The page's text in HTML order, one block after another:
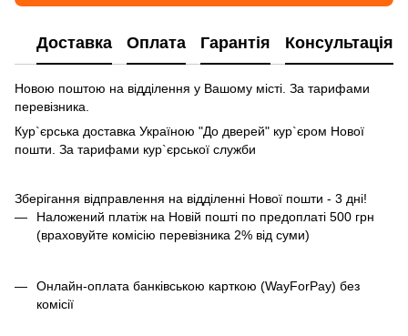
Доставка Оплата Гарантія Консультація
Новою поштою на відділення у Вашому місті. За тарифами
перевізника.
Кур`єрська доставка Україною "До дверей" кур`єром Нової
пошти. За тарифами кур`єрської служби
Зберігання відправлення на відділенні Нової пошти - 3 дні!
Наложений платіж на Новій пошті по предоплаті 500 грн
(враховуйте комісію перевізника 2% від суми)
Онлайн-оплата банківською карткою (WayForPay) без
комісії